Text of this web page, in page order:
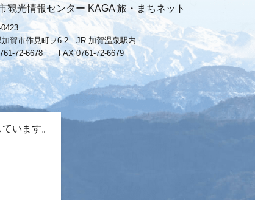
観光情報センター KAGA 旅・まちネット
0423
加賀市作見町ヲ6-2 JR 加賀温泉駅内
72-6678
FAX 0761-72-6679
います。